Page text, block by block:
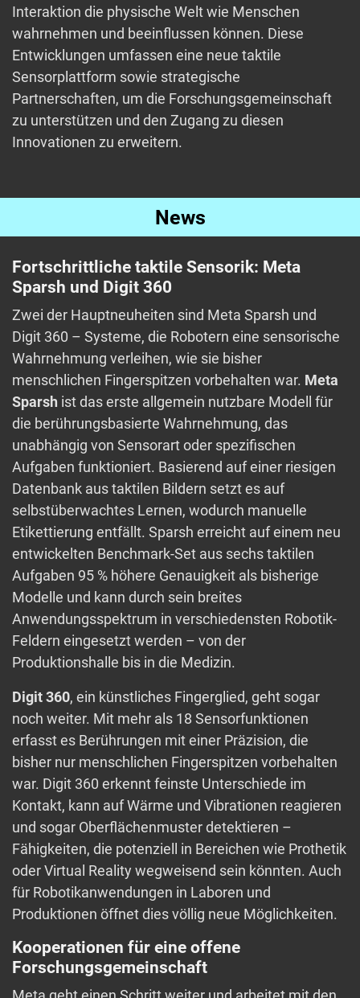
Interaktion die physische Welt wie Menschen
wahrnehmen und beeinflussen können. Diese
Entwicklungen umfassen eine neue taktile
Sensorplattform sowie strategische
Partnerschaften, um die Forschungsgemeinschaft
zu unterstützen und den Zugang zu diesen
Innovationen zu erweitern.
News
Fortschrittliche taktile Sensorik: Meta
Sparsh und Digit 360
Zwei der Hauptneuheiten sind Meta Sparsh und
Digit 360 – Systeme, die Robotern eine sensorische
Wahrnehmung verleihen, wie sie bisher
menschlichen Fingerspitzen vorbehalten war. Meta
Sparsh ist das erste allgemein nutzbare Modell für
die berührungsbasierte Wahrnehmung, das
unabhängig von Sensorart oder spezifischen
Aufgaben funktioniert. Basierend auf einer riesigen
Datenbank aus taktilen Bildern setzt es auf
selbstüberwachtes Lernen, wodurch manuelle
Etikettierung entfällt. Sparsh erreicht auf einem neu
entwickelten Benchmark-Set aus sechs taktilen
Aufgaben 95 % höhere Genauigkeit als bisherige
Modelle und kann durch sein breites
Anwendungsspektrum in verschiedensten Robotik-
Feldern eingesetzt werden – von der
Produktionshalle bis in die Medizin.
Digit 360, ein künstliches Fingerglied, geht sogar
noch weiter. Mit mehr als 18 Sensorfunktionen
erfasst es Berührungen mit einer Präzision, die
bisher nur menschlichen Fingerspitzen vorbehalten
war. Digit 360 erkennt feinste Unterschiede im
Kontakt, kann auf Wärme und Vibrationen reagieren
und sogar Oberflächenmuster detektieren –
Fähigkeiten, die potenziell in Bereichen wie Prothetik
oder Virtual Reality wegweisend sein könnten. Auch
für Robotikanwendungen in Laboren und
Produktionen öffnet dies völlig neue Möglichkeiten.
Kooperationen für eine offene
Forschungsgemeinschaft